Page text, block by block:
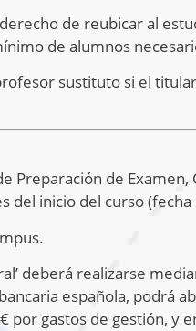
de reubicar al
de alumnos
sustituto si el
Preparación de
del inicio del curso
deberá realizarse
española, podrá
gastos de gestión, y